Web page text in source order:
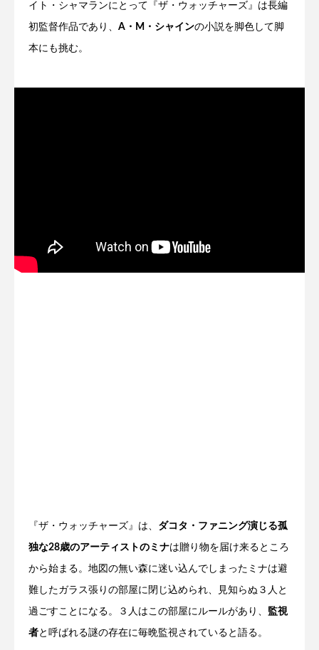
イト・シャマランにとって『ザ・ウォッチャーズ』は長編
初監督作品であり、 A・M・シャインの小説を脚色して脚
本にも挑む。
『ザ・ウォッチャーズ』は、 ダコタ・ファニング演じる孤
独な28歳のアーティストのミナは贈り物を届け来るところ
から始まる。地図の無い森に迷い込んでしまったミナは避
難したガラス張りの部屋に閉じ込められ、見知らぬ３人と
過ごすことになる。３人はこの部屋にルールがあり、 監視
者と呼ばれる謎の存在に毎晩監視されていると語る。